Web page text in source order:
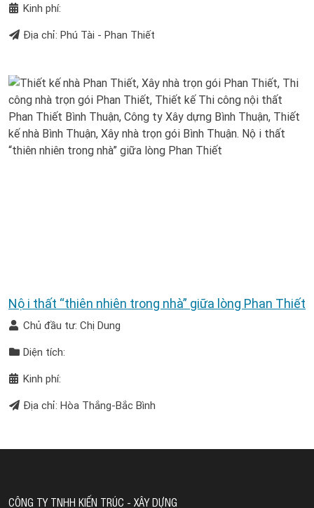
Kinh phí:
Địa chỉ: Phú Tài - Phan Thiết
Nội thất “thiên nhiên trong nhà” giữa lòng Phan Thiết
Chủ đầu tư: Chị Dung
Diện tích:
Kinh phí:
Địa chỉ: Hòa Thắng-Bắc Bình
CÔNG TY TNHH KIẾN TRÚC - XÂY DỰNG